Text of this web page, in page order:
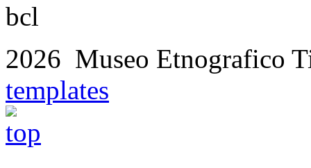
bcl
2026 Museo Etnografico
templates